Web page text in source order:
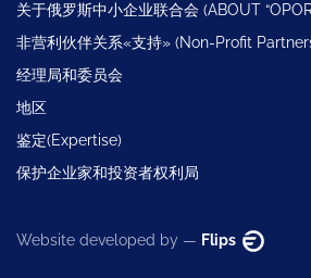
关于俄罗斯中小企业联合会 (ABOUT
非营利伙伴关系«支持» (Non-Profit
经理局和委员会
地区
鉴定(Expertise)
保护企业家和投资者权利局
Website developed by — Flips